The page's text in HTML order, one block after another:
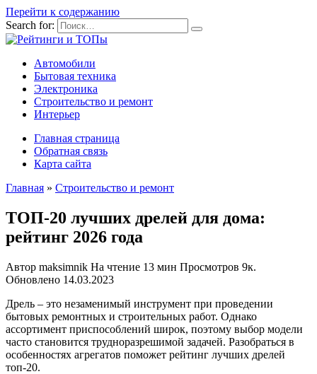
Перейти к содержанию
Search for:
Автомобили
Бытовая техника
Электроника
Строительство и ремонт
Интерьер
Главная страница
Обратная связь
Карта сайта
Главная » Строительство и ремонт
ТОП-20 лучших дрелей для дома:
рейтинг 2026 года
Автор maksimnik На чтение 13 мин Просмотров 9к.
Обновлено 14.03.2023
Дрель – это незаменимый инструмент при проведении
бытовых ремонтных и строительных работ. Однако
ассортимент приспособлений широк, поэтому выбор модели
часто становится трудноразрешимой задачей. Разобраться в
особенностях агрегатов поможет рейтинг лучших дрелей
топ-20.